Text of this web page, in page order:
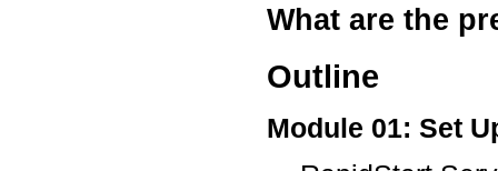
What are the
Outline
Module 01: Set